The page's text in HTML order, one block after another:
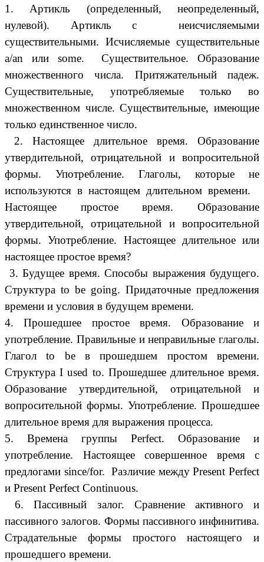
1. Артикль (определенный, неопределенный,
нулевой). Артикль с неисчисляемыми
существительными. Исчисляемые существительные
a/an или some. Существительное. Образование
множественного числа. Притяжательный падеж.
Существительные, употребляемые только во
множественном числе. Существительные, имеющие
только единственное число.
2. Настоящее длительное время. Образование
утвердительной, отрицательной и вопросительной
формы. Употребление. Глаголы, которые не
используются в настоящем длительном времени.
Настоящее простое время. Образование
утвердительной, отрицательной и вопросительной
формы. Употребление. Настоящее длительное или
настоящее простое время?
3. Будущее время. Способы выражения будущего.
Структура to be going. Придаточные предложения
времени и условия в будущем времени.
4. Прошедшее простое время. Образование и
употребление. Правильные и неправильные глаголы.
Глагол to be в прошедшем простом времени.
Структура I used to. Прошедшее длительное время.
Образование утвердительной, отрицательной и
вопросительной формы. Употребление. Прошедшее
длительное время для выражения процесса.
5. Времена группы Perfect. Образование и
употребление. Настоящее совершенное время с
предлогами since/for. Различие между Present Perfect
и Present Perfect Continuous.
6. Пассивный залог. Сравнение активного и
пассивного залогов. Формы пассивного инфинитива.
Страдательные формы простого настоящего и
прошедшего времени.